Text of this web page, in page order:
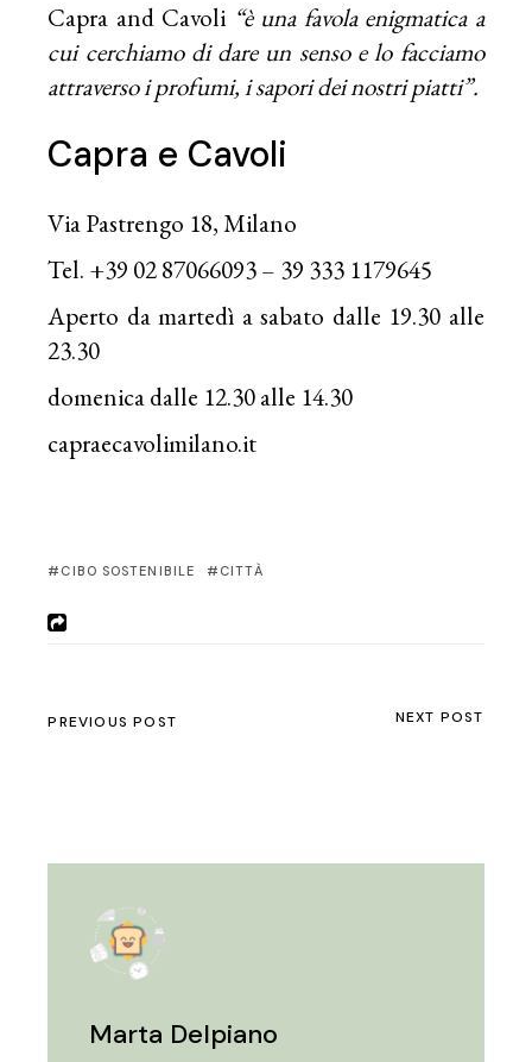
Capra and Cavoli “è una favola enigmatica a
cui cerchiamo di dare un senso e lo facciamo
attraverso i profumi, i sapori dei nostri piatti”.
Capra e Cavoli
Via Pastrengo 18, Milano
Tel. +39 02 87066093 – 39 333 1179645
Aperto da martedì a sabato dalle 19.30 alle
23.30
domenica dalle 12.30 alle 14.30
capraecavolimilano.it
CIBO SOSTENIBILE CITTÀ
PREVIOUS POST NEXT POST
Marta Delpiano